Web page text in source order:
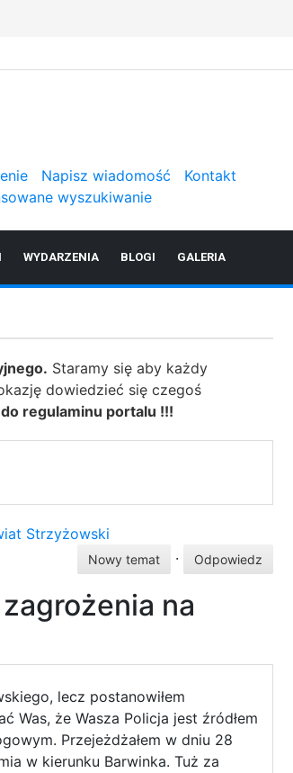
Napisz wiadomość
Kontakt
wyszukiwanie
WYDARZENIA BLOGI GALERIA
Staramy się aby każdy
dowiedzieć się czegoś
regulaminu portalu !!!
Strzyżowski
Nowy temat · Odpowiedz
na
lecz postanowiłem
Was, że Wasza Policja jest źródłem
Przejeżdżałem w dniu 28
w kierunku Barwinka. Tuż za